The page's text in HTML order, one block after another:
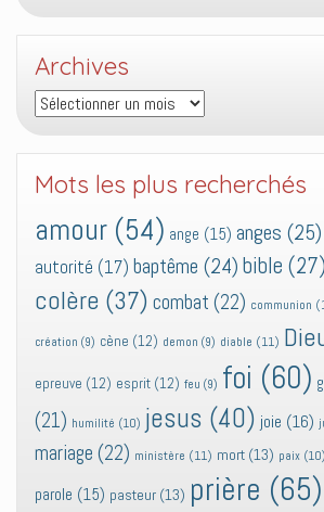
Archives
Archives
Mots les plus recherchés
amour (54) ange (15) anges (25)
autorité (17) baptême (24) bible (27)
colère (37) combat (22) communion
création (9) cène (12) demon (9) diable (11)
epreuve (12) esprit (12) feu (9) foi (60)
(21) humilité (10) jesus (40) joie (16)
mariage (22) ministère (11) mort (13) paix (10)
parole (15) pasteur (13) prière (65)